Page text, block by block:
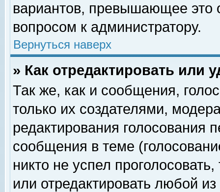
вариантов, превышающее это
вопросом к администратору.
Вернуться наверх
» Как отредактировать или
Так же, как и сообщения,
только их создателями,
редактирования голосования
сообщения в теме
никто не успел
или отредактировать любой